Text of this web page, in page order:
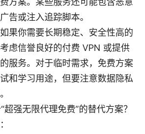
告或注入追踪脚本。
果你需要长期稳定、安全性高的
虑信誉良好的付费 VPN 或提供
服务。对于临时需求，免费方案
和学习用途，但要注意数据隐私
超强无限代理免费”的替代方案？